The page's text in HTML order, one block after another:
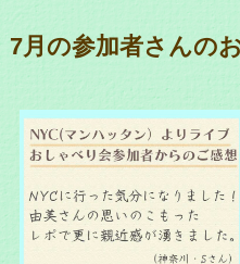
7月の参加者さんの